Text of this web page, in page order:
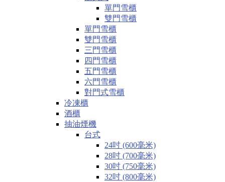
單門雪櫃
雙門雪櫃
單門雪櫃
雙門雪櫃
三門雪櫃
四門雪櫃
五門雪櫃
六門雪櫃
對門式雪櫃
冷凍櫃
酒櫃
抽油煙機
台式
24吋 (600毫米)
28吋 (700毫米)
30吋 (750毫米)
32吋 (800毫米)